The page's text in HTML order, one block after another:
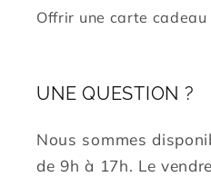
Offrir une carte cadeau
UNE QUESTION ?
Nous sommes
de 9h à 17h. Le